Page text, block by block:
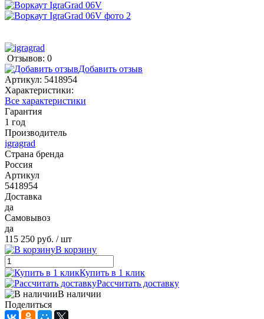
Отзывов: 0
Добавить отзыв
Артикул: 5418954
Характеристики:
Все характеристики
Гарантия
1 год
Производитель
igragrad
Страна бренда
Россия
Артикул
5418954
Доставка
да
Самовывоз
да
115 250 руб. / шт
В корзину
Купить в 1 клик
Рассчитать доставку
В наличии
Поделиться